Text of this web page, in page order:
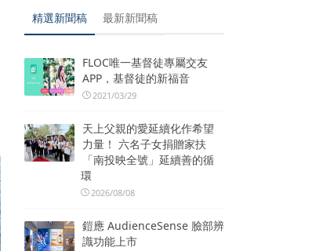
精選新聞稿 最新新聞稿
FLOC唯一基督徒專屬交友
APP，基督徒的新福音
2021/03/29
天上父親的愛延續化作希望
力量！ 六名子女捐贈家扶
「南投映全號」延續善的循
環
2026/08/08
鎧應 AudienceSense 臉部辨
識功能上市